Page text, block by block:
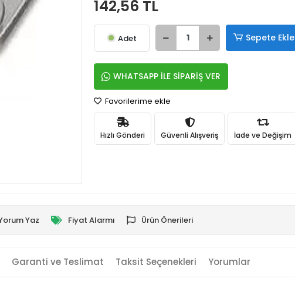
142,56 TL
Adet Sepete Ekle
WHATSAPP İLE SİPARİŞ VER
Favorilerime ekle
Hızlı Gönderi Güvenli Alışveriş İade ve Değişim
Yaz Fiyat Alarmı Ürün Önerileri
Garanti ve Teslimat Taksit Seçenekleri Yorumlar